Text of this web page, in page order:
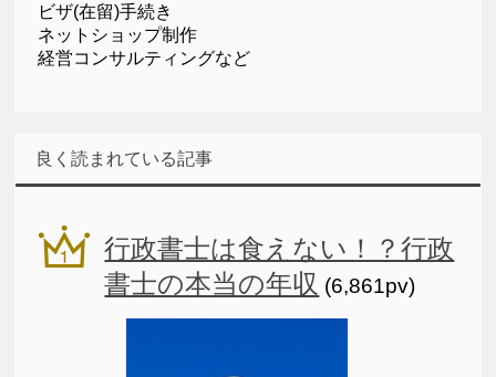
ビザ(在留)手続き
ネットショップ制作
経営コンサルティングなど
良く読まれている記事
行政書士は食えない！？行政
書士の本当の年収 (6,861pv)